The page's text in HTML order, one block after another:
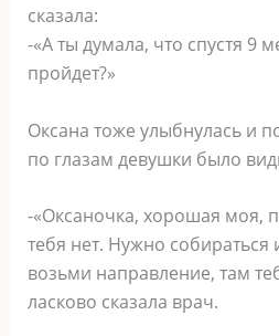
сказала:
-«А ты думала, что спустя 9
пройдет?»
Оксана тоже улыбнулась и
по глазам девушки было
-«Оксаночка, хорошая моя,
тебя нет. Нужно собираться
возьми направление, там
ласково сказала врач.